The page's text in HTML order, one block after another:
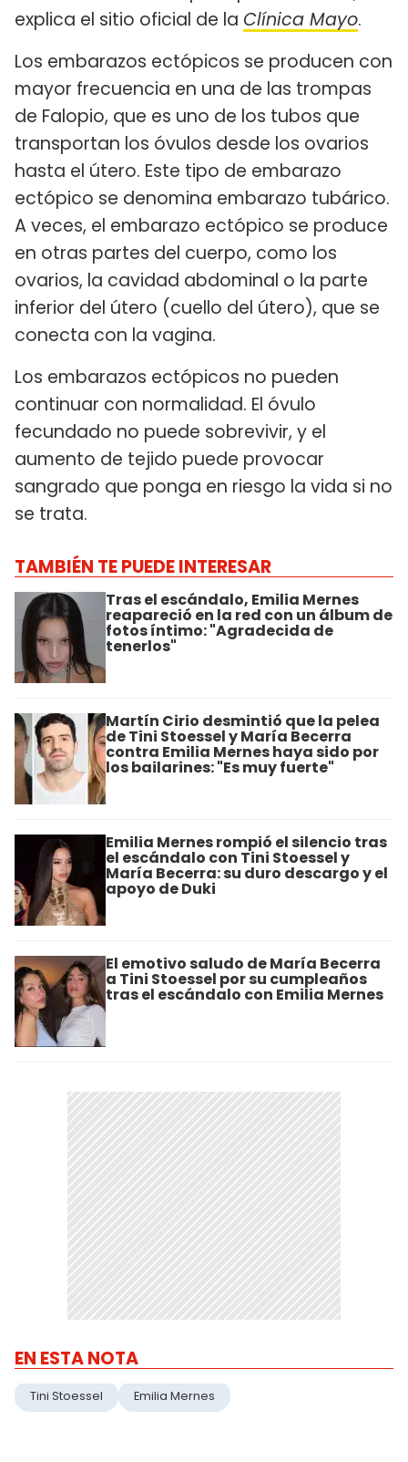
explica el sitio oficial de la Clínica Mayo.
Los embarazos ectópicos se producen con
mayor frecuencia en una de las trompas
de Falopio, que es uno de los tubos que
transportan los óvulos desde los ovarios
hasta el útero. Este tipo de embarazo
ectópico se denomina embarazo tubárico.
A veces, el embarazo ectópico se produce
en otras partes del cuerpo, como los
ovarios, la cavidad abdominal o la parte
inferior del útero (cuello del útero), que se
conecta con la vagina.
Los embarazos ectópicos no pueden
continuar con normalidad. El óvulo
fecundado no puede sobrevivir, y el
aumento de tejido puede provocar
sangrado que ponga en riesgo la vida si no
se trata.
TAMBIÉN TE PUEDE INTERESAR
Tras el escándalo, Emilia Mernes
reapareció en la red con un álbum de
fotos íntimo: "Agradecida de
tenerlos"
Martín Cirio desmintió que la pelea
de Tini Stoessel y María Becerra
contra Emilia Mernes haya sido por
los bailarines: "Es muy fuerte"
Emilia Mernes rompió el silencio tras
el escándalo con Tini Stoessel y
María Becerra: su duro descargo y el
apoyo de Duki
El emotivo saludo de María Becerra
a Tini Stoessel por su cumpleaños
tras el escándalo con Emilia Mernes
EN ESTA NOTA
Tini Stoessel Emilia Mernes